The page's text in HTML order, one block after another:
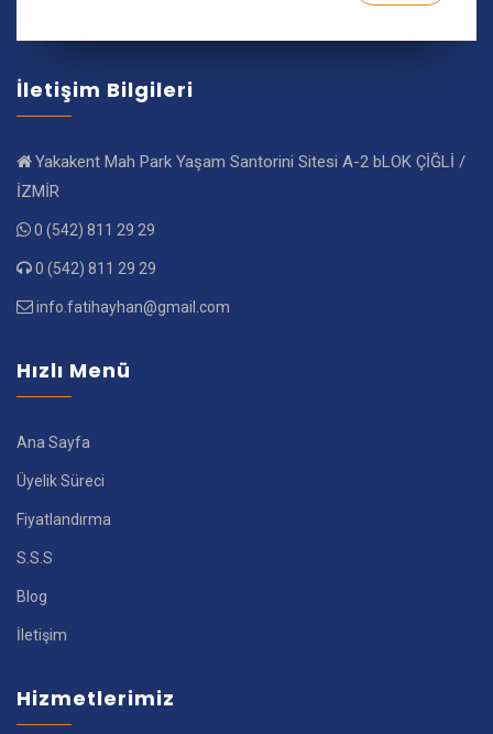
İletişim Bilgileri
Yakakent Mah Park Yaşam Santorini Sitesi A-2 bLOK ÇİĞLİ /
İZMİR
0 (542) 811 29 29
0 (542) 811 29 29
info.fatihayhan@gmail.com
Hızlı Menü
Ana Sayfa
Üyelik Süreci
Fiyatlandırma
S.S.S
Blog
İletişim
Hizmetlerimiz